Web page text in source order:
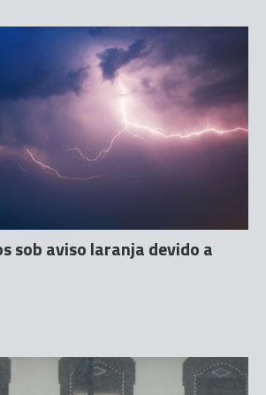
sob aviso laranja devido a